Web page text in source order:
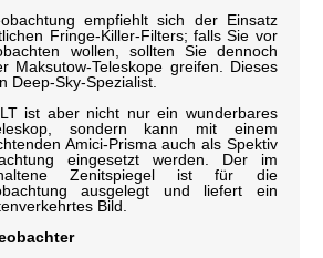
empfiehlt sich der Einsatz
Fringe-Killer-Filters; falls Sie vor
wollen, sollten Sie dennoch
Maksutow-Teleskope greifen. Dieses
Deep-Sky-Spezialist.
ist aber nicht nur ein wunderbares
sondern kann mit einem
Amici-Prisma auch als Spektiv
eingesetzt werden. Der im
Zenitspiegel ist für die
ausgelegt und liefert ein
Bild.